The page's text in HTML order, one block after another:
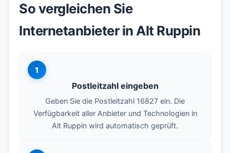
So vergleichen Sie
Internetanbieter in Alt Ruppin
1
Postleitzahl eingeben
Geben Sie die Postleitzahl 16827 ein. Die
Verfügbarkeit aller Anbieter und Technologien in
Alt Ruppin wird automatisch geprüft.